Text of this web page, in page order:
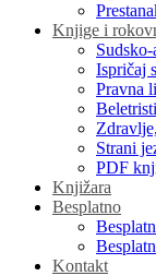
Knjige i
Ispričaj
Pravna
Strani
PDF
Knjižara
Besplatno
Kontakt